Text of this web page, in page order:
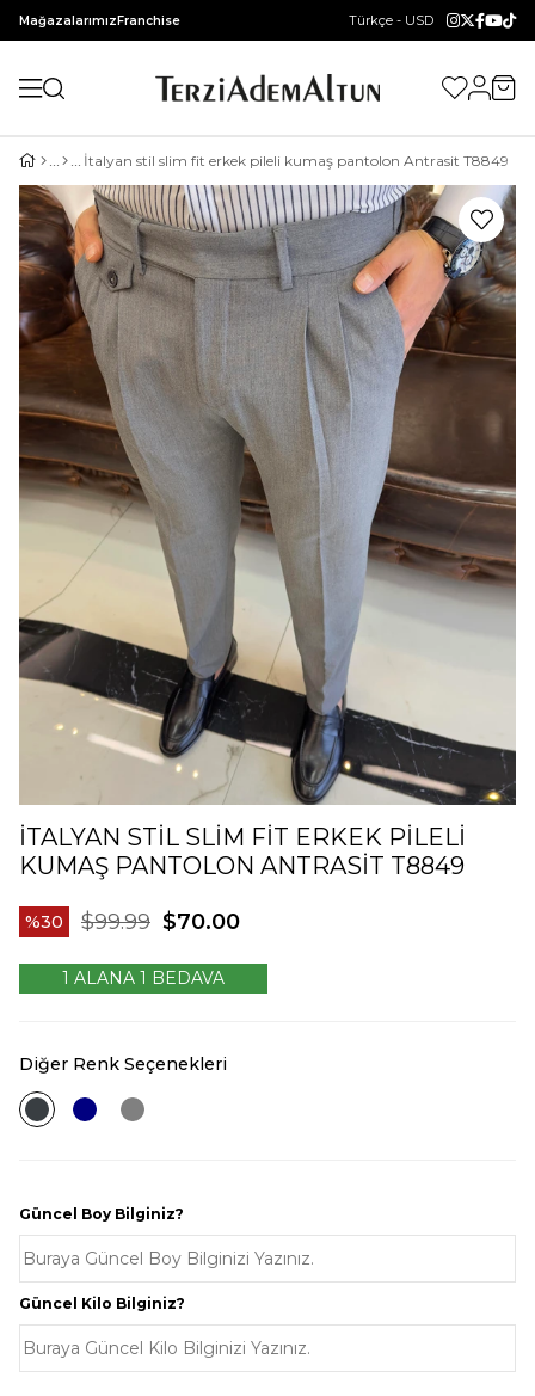
MağazalarımızFranchise Türkçe - USD
İtalyan stil slim fit erkek pileli kumaş pantolon Antrasit T8849
İTALYAN STIL SLIM FIT ERKEK PILELI
KUMAŞ PANTOLON ANTRASIT T8849
30 $99.99 $70.00
1 ALANA 1 BEDAVA
Diğer Renk Seçenekleri
Güncel Boy Bilginiz?
Güncel Kilo Bilginiz?